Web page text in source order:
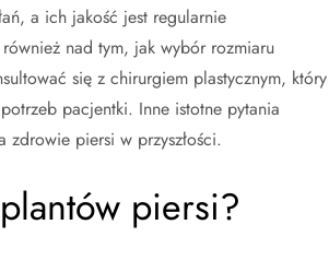
a ich jakość jest regularnie
nad tym, jak wybór rozmiaru
się z chirurgiem plastycznym, który
pacjentki. Inne istotne pytania
piersi w przyszłości.
piersi?